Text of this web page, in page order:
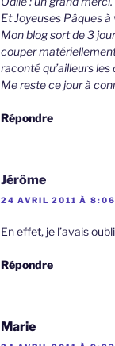
Et Joyeuses Pâques
Mon blog sort de 3
couper
raconté qu’ailleurs
Me reste ce jour à
Répondre
Jérôme
24 AVRIL 2011 À 8:06
En effet, je l’avais
Répondre
Marie